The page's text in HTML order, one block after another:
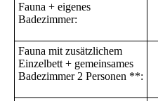
Fauna + eigenes
Badezimmer:
Fauna mit zusätzlichem
Einzelbett + gemeinsames
Badezimmer 2 Personen **: